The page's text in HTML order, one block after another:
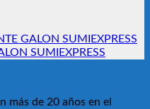
GALON SUMIEXPRESS
SUMIEXPRESS
más de 20 años en el